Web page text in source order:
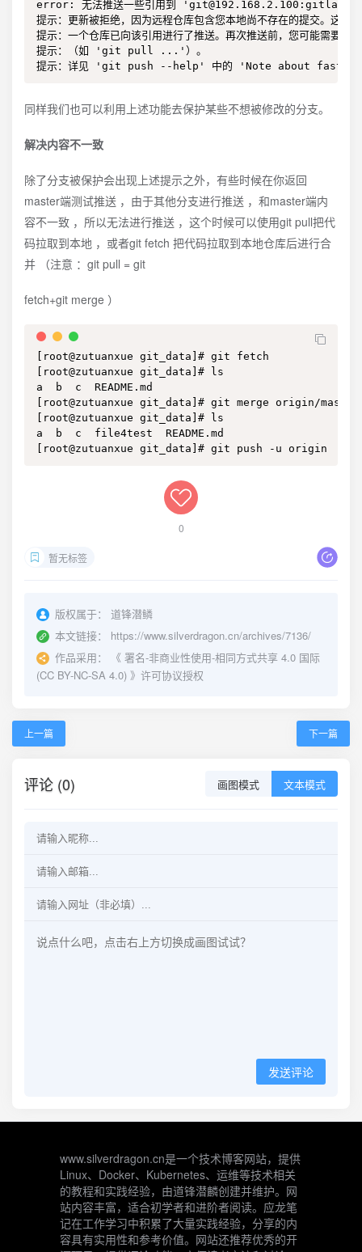
error: 无法推送一些引用到
提示：更新被拒绝，因为远程仓库包含您本地尚不存在的提交。这通
提示：一个仓库已向该引用进行了推送。再次推送前，您可能需要先
提示：（如 'git pull ...'）。
提示：详见 'git push --help' 中的 'Note about fast-
同样我们也可以利用上述功能去保护某些不想被修改的分支。
解决内容不一致
除了分支被保护会出现上述提示之外，有些时候在你返回
master端测试推送 ，由于其他分支进行推送 ，和master端内
容不一致 ，所以无法进行推送 ，这个时候可以使用git pull把代
码拉取到本地 ，或者git fetch 把代码拉取到本地仓库后进行合
并 （注意 ：git pull = git
fetch+git merge ）
[root@zutuanxue git_data]# git fetch
[root@zutuanxue git_data]# ls
a  b  c  README.md
[root@zutuanxue git_data]# git merge origin/master
[root@zutuanxue git_data]# ls
a  b  c  file4test  README.md
[root@zutuanxue git_data]# git push -u origin
0
暂无标签
版权属于：
道锋潜鳞
本文链接：
https://www.silverdragon.cn/archives/7136/
作品采用：
《 署名-非商业性使用-相同方式共享 4.0 国际
(CC BY-NC-SA 4.0) 》许可协议授权
上一篇 下一篇
评论 (0) 画图模式 文本模式
发送评论
www.silverdragon.cn是一个技术博客网站，提供
Linux、Docker、Kubernetes、运维等技术相关
的教程和实践经验，由道锋潜麟创建并维护。网
站内容丰富，适合初学者和进阶者阅读。应龙笔
记在工作学习中积累了大量实践经验，分享的内
容具有实用性和参考价值。网站还推荐优秀的开